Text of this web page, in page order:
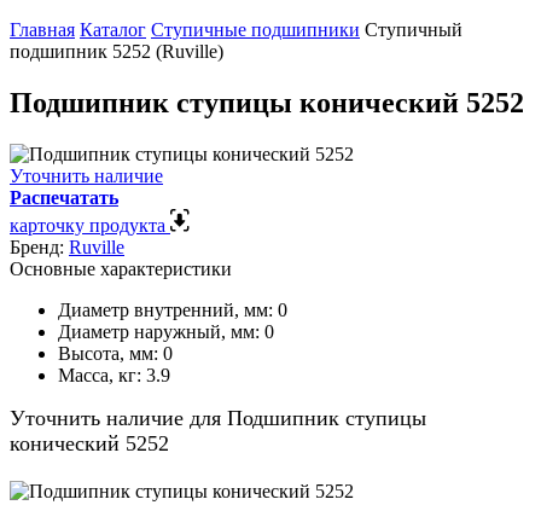
Главная Каталог Ступичные подшипники Ступичный
подшипник 5252 (Ruville)
Подшипник ступицы конический 5252
Уточнить наличие
Распечатать
карточку продукта
Бренд: Ruville
Основные характеристики
Диаметр внутренний, мм: 0
Диаметр наружный, мм: 0
Высота, мм: 0
Масса, кг: 3.9
Уточнить наличие для Подшипник ступицы
конический 5252